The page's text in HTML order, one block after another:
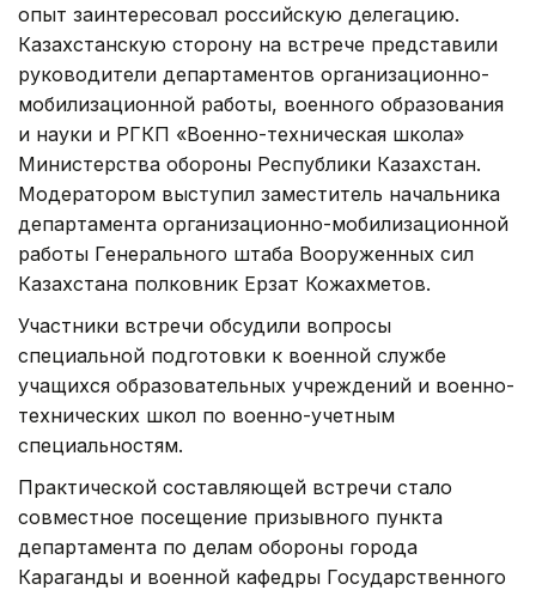
опыт заинтересовал российскую делегацию.
Казахстанскую сторону на встрече представили
руководители департаментов организационно-
мобилизационной работы, военного образования
и науки и РГКП «Военно-техническая школа»
Министерства обороны Республики Казахстан.
Модератором выступил заместитель начальника
департамента организационно-мобилизационной
работы Генерального штаба Вооруженных сил
Казахстана полковник Ерзат Кожахметов.
Участники встречи обсудили вопросы
специальной подготовки к военной службе
учащихся образовательных учреждений и военно-
технических школ по военно-учетным
специальностям.
Практической составляющей встречи стало
совместное посещение призывного пункта
департамента по делам обороны города
Караганды и военной кафедры Государственного